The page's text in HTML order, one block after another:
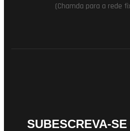
(Chamda para a rede
SUBESCREVA-